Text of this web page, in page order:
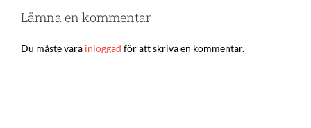
Lämna en kommentar
Du måste vara inloggad för att skriva en kommentar.